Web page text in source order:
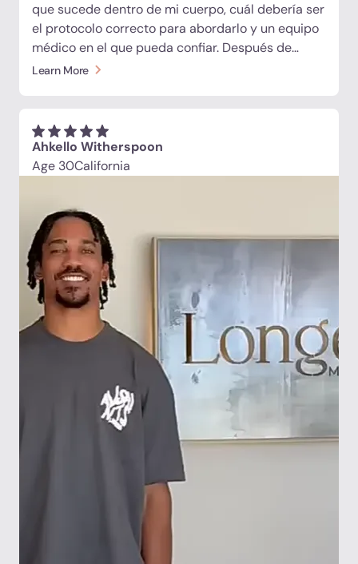
que sucede dentro de mi cuerpo, cuál debería ser
el protocolo correcto para abordarlo y un equipo
médico en el que pueda confiar. Después de
décadas de actuar, bailar, hacer giras y
articulaciones. Desde laboratorios exhaustivos y
una resonancia magnética de todo el cuerpo
hasta células madre, exosomas, péptidos,
Todo el equipo me hace sentir parte de una
familia, y su seguimiento es increíble. Sé que se
centran en mis resultados en cada paso del
proceso. Eso marca la diferencia».
Learn More
Ahkello Witherspoon
Age 30California